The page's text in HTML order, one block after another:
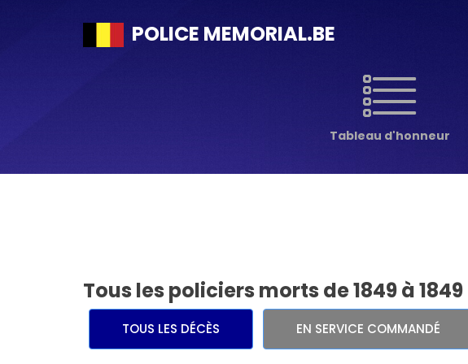
POLICE MEMORIAL.BE
Tableau d'honneur
Tous les policiers morts de 1849 à 1849
TOUS LES DÉCÈS EN SERVICE COMMANDÉ